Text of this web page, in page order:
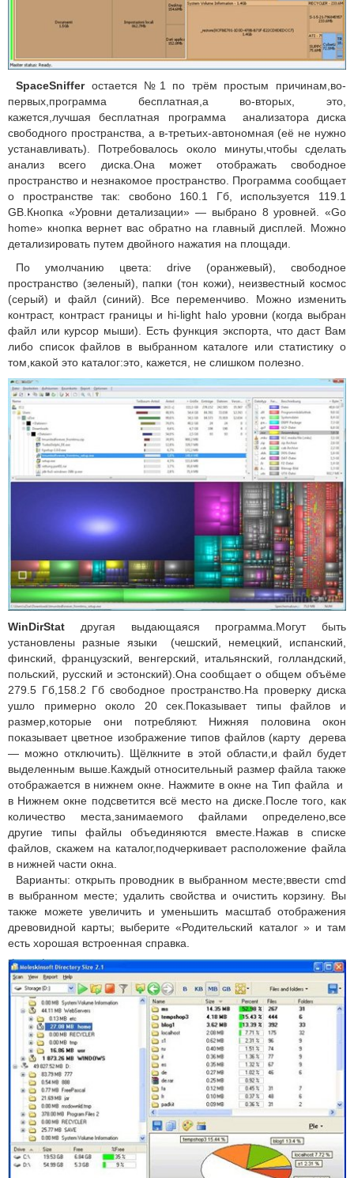
SpaceSnifferостается №1 по трём простым причинам,во-
первых,программа бесплатная,а во-вторых, это,
кажется,лучшая бесплатная программа анализатора диска
свободного пространства, а в-третьих-автономная (её не нужно
устанавливать). Потребовалось около минуты,чтобы сделать
анализ всего диска.Она может отображать свободное
пространство и незнакомое пространство. Программа сообщает
о пространстве так: свобоно 160.1 Гб, используется 119.1
GB.Кнопка «Уровни детализации» — выбрано 8 уровней. «Go
home» кнопка вернет вас обратно на главный дисплей. Можно
детализировать путем двойного нажатия на площади.
По умолчанию цвета: drive (оранжевый), свободное
пространство (зеленый), папки (тон кожи), неизвестный космос
(серый) и файл (синий). Все переменчиво. Можно изменить
контраст, контраст границы и hi-light halo уровни (когда выбран
файл или курсор мыши). Есть функция экспорта, что даст Вам
либо список файлов в выбранном каталоге или статистику о
том,какой это каталог:это, кажется, не слишком полезно.
WinDirStat другая выдающаяся программа.Могут быть
установлены разные языки (чешский, немецкий, испанский,
финский, французский, венгерский, итальянский, голландский,
польский, русский и эстонский).Она сообщает о общем объёме
279.5 Гб,158.2 Гб свободное пространство.На проверку диска
ушло примерно около 20 сек.Показывает типы файлов и
размер,которые они потребляют. Нижняя половина окон
показывает цветное изображение типов файлов (карту дерева
— можно отключить). Щёлкните в этой области,и файл будет
выделенным выше.Каждый относительный размер файла также
отображается в нижнем окне. Нажмите в окне на Тип файла и
в Нижнем окне подсветится всё место на диске.После того, как
количество места,занимаемого файлами определено,все
другие типы файлы объединяются вместе.Нажав в списке
файлов, скажем на каталог,подчеркивает расположение файла
в нижней части окна.
Варианты: открыть проводник в выбранном месте;ввести cmd
в выбранном месте; удалить свойства и очистить корзину. Вы
также можете увеличить и уменьшить масштаб отображения
древовидной карты; выберите «Родительский каталог » и там
есть хорошая встроенная справка.